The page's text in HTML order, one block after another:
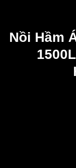
Nồi Hầm